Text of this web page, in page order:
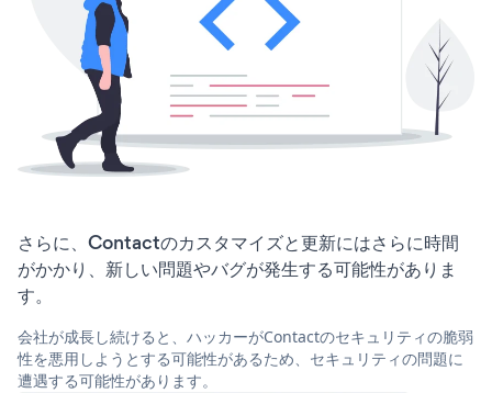
さらに、Contactのカスタマイズと更新にはさらに時間
がかかり、新しい問題やバグが発生する可能性がありま
す。
会社が成長し続けると、ハッカーがContactのセキュリティの脆弱
性を悪用しようとする可能性があるため、セキュリティの問題に
遭遇する可能性があります。